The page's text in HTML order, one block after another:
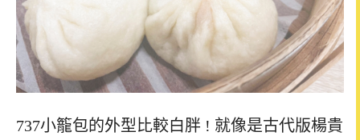
737小籠包的外型比較白胖 ! 就像是古代版楊貴